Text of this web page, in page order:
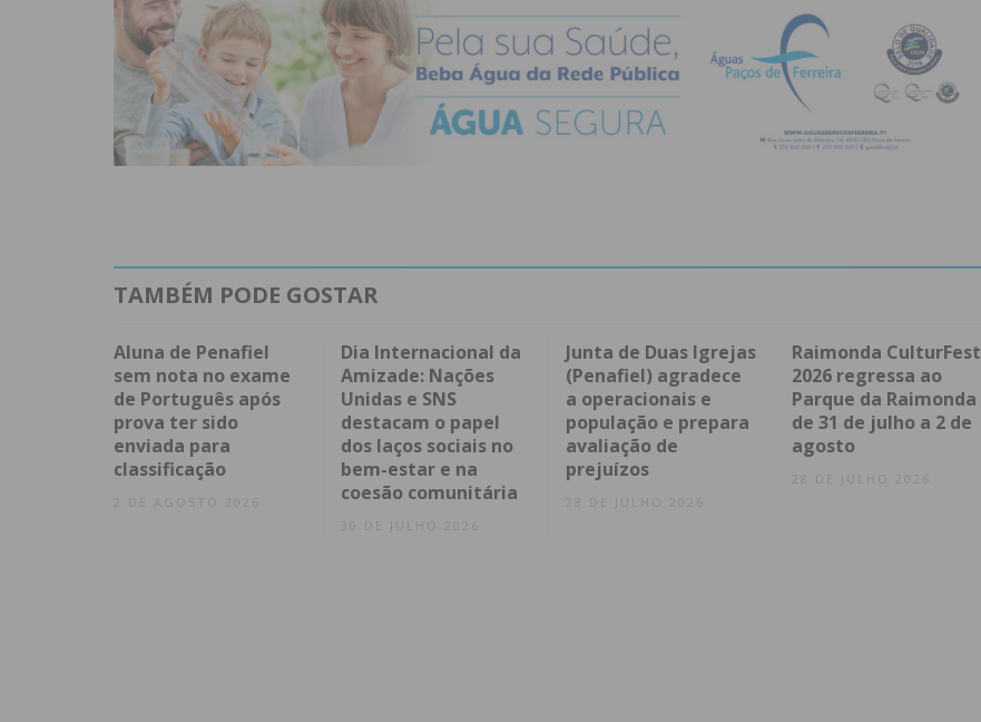
TAMBÉM PODE GOSTAR
Aluna de Penafiel
sem nota no exame
de Português após
prova ter sido
enviada para
classificação
2 DE AGOSTO 2026
Dia Internacional da
Amizade: Nações
Unidas e SNS
destacam o papel
dos laços sociais no
bem-estar e na
coesão comunitária
Junta de Duas Igrejas
(Penafiel) agradece
a operacionais e
população e prepara
avaliação de
prejuízos
Raimonda CulturFest
2026 regressa ao
Parque da Raimonda
de 31 de julho a 2 de
agosto